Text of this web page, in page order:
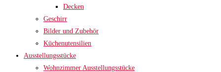
Decken
Geschirr
Bilder und Zubehör
Küchenutensilien
Ausstellungsstücke
Wohnzimmer Ausstellungsstücke